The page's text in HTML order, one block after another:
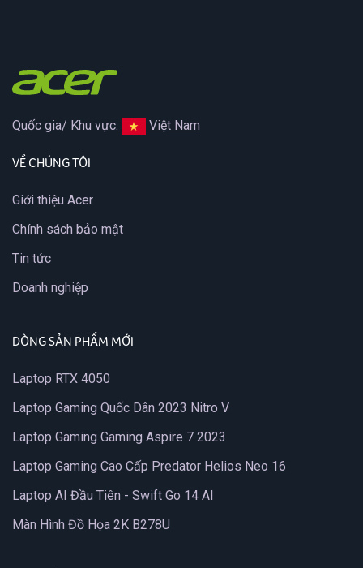
Quốc gia/ Khu vực: Việt Nam
VỀ CHÚNG TÔI
Giới thiệu Acer
Chính sách bảo mật
Tin tức
Doanh nghiệp
DÒNG SẢN PHẨM MỚI
Laptop RTX 4050
Laptop Gaming Quốc Dân 2023 Nitro V
Laptop Gaming Gaming Aspire 7 2023
Laptop Gaming Cao Cấp Predator Helios Neo 16
Laptop AI Đầu Tiên - Swift Go 14 AI
Màn Hình Đồ Họa 2K B278U